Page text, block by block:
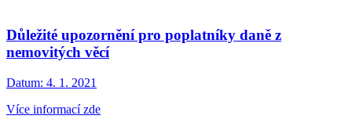
Důležité upozornění pro poplatníky daně z
nemovitých věcí
Datum: 4. 1. 2021
Více informací zde